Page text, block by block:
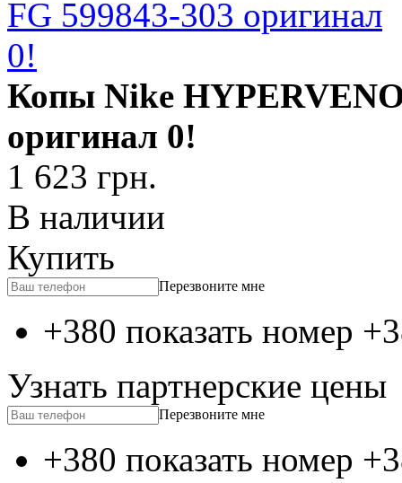
Копы Nike
оригинал 0!
1 623 грн.
В наличии
Купить
Перезвоните мне
+380 показать номер
Узнать партнерские цены
Перезвоните мне
+380 показать номер